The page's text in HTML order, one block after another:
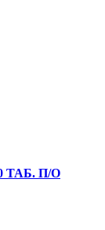
ТАБ. П/О